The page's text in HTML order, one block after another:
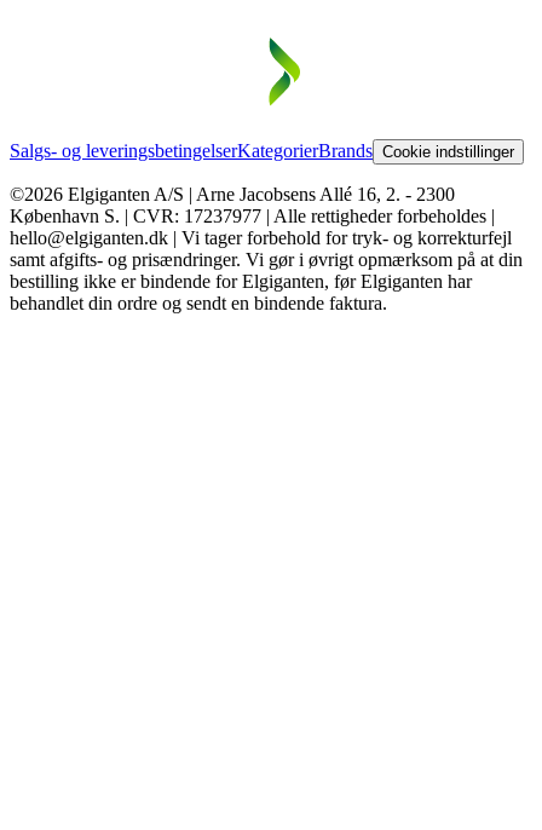
Salgs- og leveringsbetingelserKategorierBrands Cookie indstillinger
©2026 Elgiganten A/S | Arne Jacobsens Allé 16, 2. - 2300
København S. | CVR: 17237977 | Alle rettigheder forbeholdes |
hello@elgiganten.dk | Vi tager forbehold for tryk- og korrekturfejl
samt afgifts- og prisændringer. Vi gør i øvrigt opmærksom på at din
bestilling ikke er bindende for Elgiganten, før Elgiganten har
behandlet din ordre og sendt en bindende faktura.